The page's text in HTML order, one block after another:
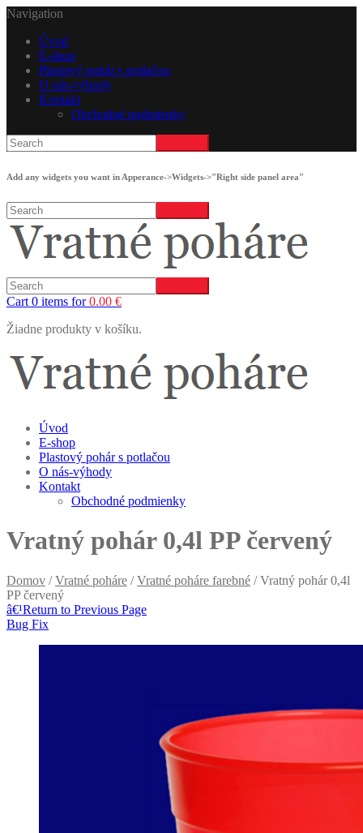
Navigation
Úvod
E-shop
Plastový pohár s potlačou
O nás-výhody
Kontakt
Obchodné podmienky
Add any widgets you want in Apperance->Widgets->"Right side panel area"
Cart 0 items for0.00 €
Žiadne produkty v košíku.
Úvod
E-shop
Plastový pohár s potlačou
O nás-výhody
Kontakt
Obchodné podmienky
Vratný pohár 0,4l PP červený
Domov /Vratné poháre /Vratné poháre farebné / Vratný pohár 0,4l
PP červený
â€¹Return to Previous Page
Bug Fix